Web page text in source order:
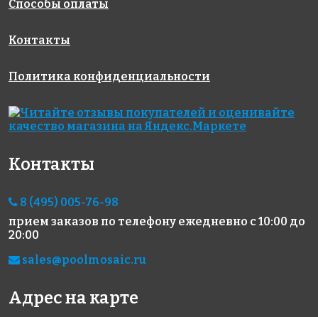
4200 руб./м²
313x495
7300 руб./м²
5600 руб./м²
2507 А
antislip
Cuarzo 3.6
334x334
Способы оплаты
Контакты
Политика конфиденциальности
Контакты
8 (495) 005-76-98
прием заказов по телефону ежедневно с 10:00 до
20:00
sales@poolmosaic.ru
Адрес на карте